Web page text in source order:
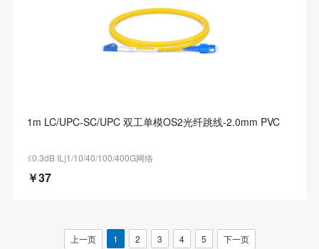
1m LC/UPC-SC/UPC 双工单模OS2光纤跳线-2.0mm PVC
≤0.3dB IL|1/10/40/100/400G网络
￥37
上一页 1 2 3 4 5 下一页